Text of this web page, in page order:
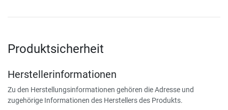
Produktsicherheit
Herstellerinformationen
Zu den Herstellungsinformationen gehören die Adresse und
zugehörige Informationen des Herstellers des Produkts.